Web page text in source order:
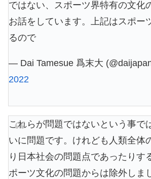
ではない、スポーツ界特有の文化
お話をしています。上記はスポー
るので
— Dai Tamesue 爲末大
2022
これらが問題ではないという事で
いに問題です。けれども人類全体
り日本社会の問題点であったりす
ポーツ文化の問題からは除外しま